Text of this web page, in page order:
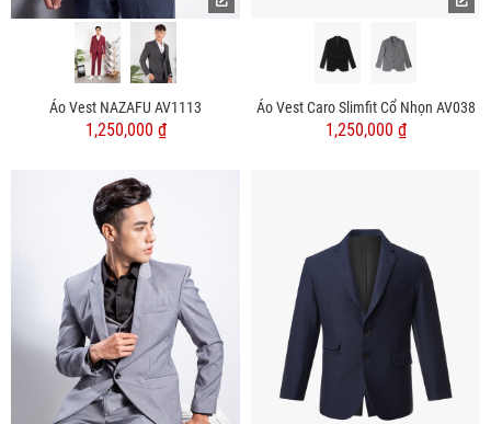
Áo Vest NAZAFU AV1113
1,250,000 ₫
Áo Vest Caro Slimfit Cổ Nhọn AV038
1,250,000 ₫